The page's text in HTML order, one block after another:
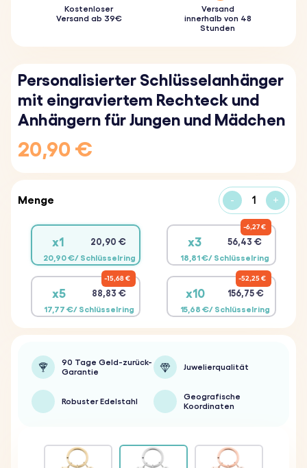
Kostenloser
Versand ab 39€
Versand
innerhalb von 48
Stunden
Personalisierter Schlüsselanhänger
mit eingraviertem Rechteck und
Anhängern für Jungen und Mädchen
20,90 €
Menge - +
x1 20,90 €
20,90 €/ Schlüsselring
x3 56,43 €
18,81 €/ Schlüsselring
6,27 €
x5 88,83 €
17,77 €/ Schlüsselring
15,68 €
x10 156,75 €
15,68 €/ Schlüsselring
52,25 €
90 Tage Geld-zurück-
Garantie
Juwelierqualität
Robuster Edelstahl
Geografische
Koordinaten